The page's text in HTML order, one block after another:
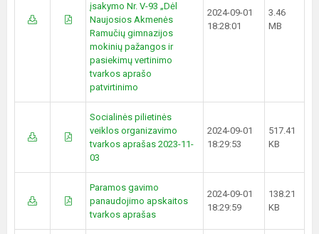
įsakymo Nr. V-93 „Dėl
Naujosios Akmenės
Ramučių gimnazijos
mokinių pažangos ir
pasiekimų vertinimo
tvarkos aprašo
patvirtinimo
2024-09-01
18:28:01
3.46
MB
Socialinės pilietinės
veiklos organizavimo
tvarkos aprašas 2023-11-
03
2024-09-01
18:29:53
517.41
KB
Paramos gavimo
panaudojimo apskaitos
tvarkos aprašas
2024-09-01
18:29:59
138.21
KB